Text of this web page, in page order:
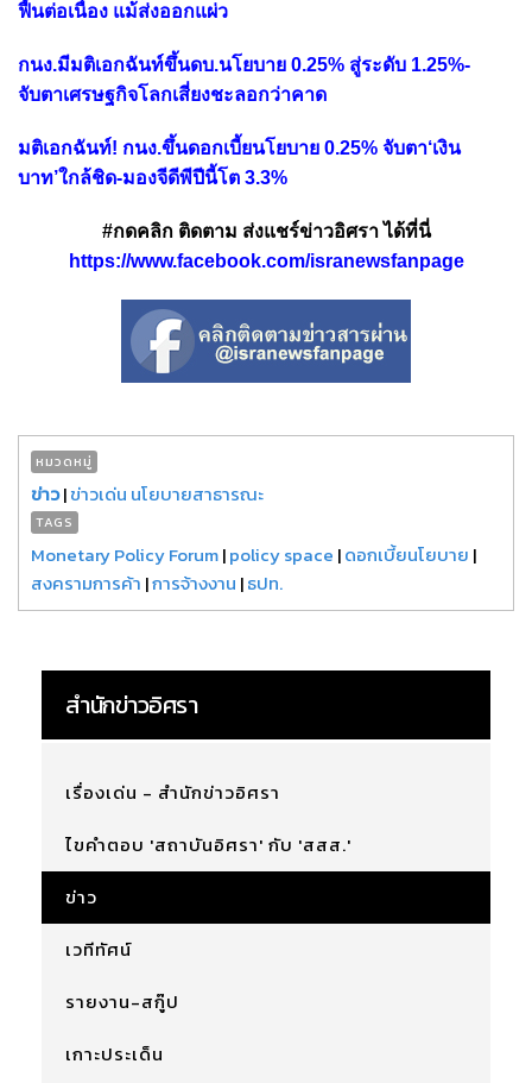
ฟื้นต่อเนื่อง แม้ส่งออกแผ่ว
กนง.มีมติเอกฉันท์ขึ้นดบ.นโยบาย 0.25% สู่ระดับ 1.25%-
จับตาเศรษฐกิจโลกเสี่ยงชะลอกว่าคาด
มติเอกฉันท์! กนง.ขึ้นดอกเบี้ยนโยบาย 0.25% จับตา‘เงิน
บาท’ใกล้ชิด-มองจีดีพีปีนี้โต 3.3%
#กดคลิก ติดตาม ส่งแชร์ข่าวอิศรา ได้ที่นี่
https://www.facebook.com/isranewsfanpage
หมวดหมู่
ข่าว|ข่าวเด่น นโยบายสาธารณะ
TAGS
Monetary Policy Forum|policy space |ดอกเบี้ยนโยบาย |
สงครามการค้า |การจ้างงาน |ธปท.
สำนักข่าวอิศรา
เรื่องเด่น - สำนักข่าวอิศรา
ไขคำตอบ 'สถาบันอิศรา' กับ 'สสส.'
ข่าว
เวทีทัศน์
รายงาน-สกู๊ป
เกาะประเด็น